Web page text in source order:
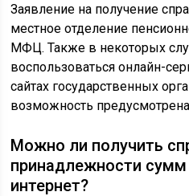
Заявление на получение
местное отделение
МФЦ. Также в некоторых
воспользоваться онлайн-
сайтах государственных
возможность
Можно ли получить
принадлежности
интернет?